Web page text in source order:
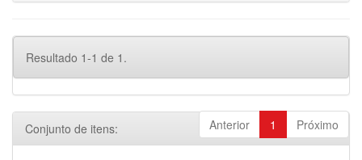
Resultado 1-1 de 1.
Anterior 1 Próximo
Conjunto de itens: